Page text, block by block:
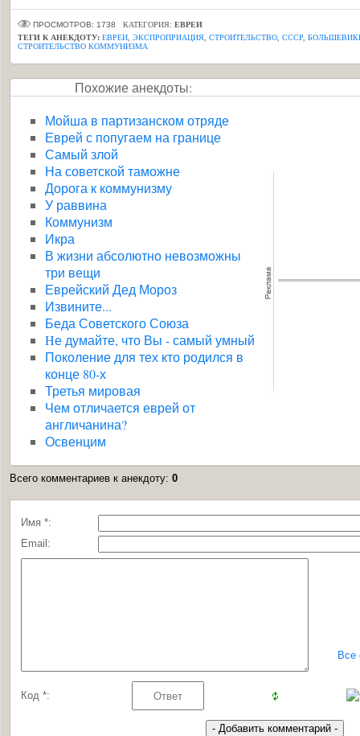
ПРОСМОТРОВ: 1738 КАТЕГОРИЯ: ЕВРЕИ
ТЕГИ К АНЕКДОТУ: ЕВРЕИ ЭКСПРОПРИАЦИЯ СТРОИТЕЛЬСТВО СССР
СТРОИТЕЛЬСТВО КОММУНИЗМА
Похожие анекдоты:
Мойша в партизанском отряде
Еврей с попугаем на границе
Самый злой
На советской таможне
Дорога к коммунизму
У раввина
Коммунизм
Икра
В жизни абсолютно невозможны
три вещи
Еврейский Дед Мороз
Извините...
Беда Советского Союза
Hе думайте, что Вы - самый умный
Поколение для тех кто родился в
конце 80-х
Третья мировая
Чем отличается еврей от
англичанина?
Освенцим
Всего комментариев к анекдоту: 0
Имя *:
Email:
Все
Код *: